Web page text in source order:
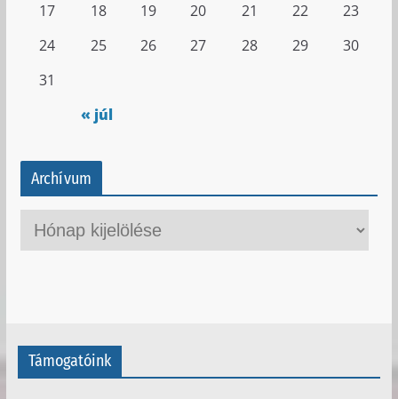
« júl
17
18 19 20 21 22
23
24
25 26 27 28 29
30
31
Archívum
r
Támogatóink